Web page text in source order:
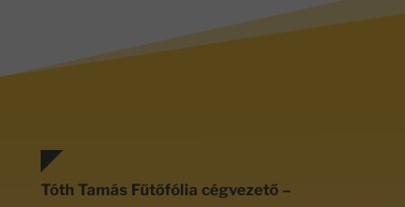
Tóth Tamás Fűtőfólia cégvezető –